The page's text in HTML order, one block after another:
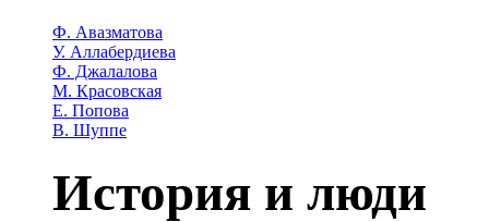
Ф. Авазматова
У. Аллабердиева
Ф. Джалалова
М. Красовская
Е. Попова
В. Шуппе
История и люди